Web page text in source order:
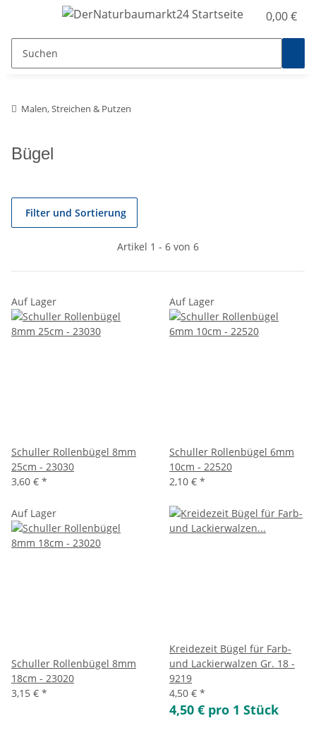
0,00 €
Malen, Streichen & Putzen
Bügel
Filter und Sortierung
Artikel 1 - 6 von 6
Auf Lager
Schuller Rollenbügel 8mm
25cm - 23030
3,60 € *
Auf Lager
Schuller Rollenbügel 6mm
10cm - 22520
2,10 € *
Auf Lager
Schuller Rollenbügel 8mm
18cm - 23020
3,15 € *
Kreidezeit Bügel für Farb-
und Lackierwalzen Gr. 18 -
9219
4,50 € *
4,50 € pro 1 Stück